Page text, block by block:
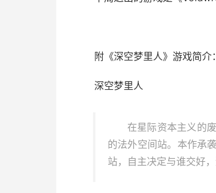
附《深空梦里人》游戏简介：
深空梦里人
在星际资本主义的
的法外空间站。本作承
站，自主决定与谁交好